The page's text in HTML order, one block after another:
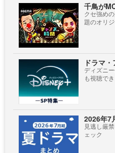
千鳥が
クセ強め
題のオリ
ドラマ
ディズニ
も視聴で
2026年7
見逃し厳
ェック